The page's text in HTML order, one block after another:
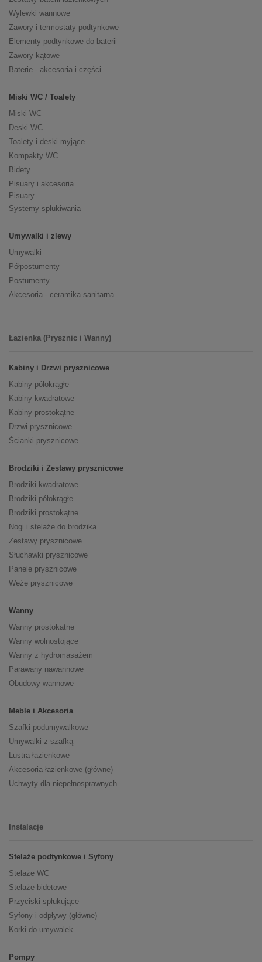
Wylewki wannowe
Zawory i termostaty podtynkowe
Elementy podtynkowe do baterii
Zawory kątowe
Baterie - akcesoria i części
Miski WC / Toalety
Miski WC
Deski WC
Toalety i deski myjące
Kompakty WC
Bidety
Pisuary i akcesoria
Pisuary
Systemy spłukiwania
Umywalki i zlewy
Umywalki
Półpostumenty
Postumenty
Akcesoria - ceramika sanitarna
Łazienka (Prysznic i Wanny)
Kabiny i Drzwi prysznicowe
Kabiny półokrągłe
Kabiny kwadratowe
Kabiny prostokątne
Drzwi prysznicowe
Ścianki prysznicowe
Brodziki i Zestawy prysznicowe
Brodziki kwadratowe
Brodziki półokrągłe
Brodziki prostokątne
Nogi i stelaże do brodzika
Zestawy prysznicowe
Słuchawki prysznicowe
Panele prysznicowe
Węże prysznicowe
Wanny
Wanny prostokątne
Wanny wolnostojące
Wanny z hydromasażem
Parawany nawannowe
Obudowy wannowe
Meble i Akcesoria
Szafki podumywalkowe
Umywalki z szafką
Lustra łazienkowe
Akcesoria łazienkowe (główne)
Uchwyty dla niepełnosprawnych
Instalacje
Stelaże podtynkowe i Syfony
Stelaże WC
Stelaże bidetowe
Przyciski spłukujące
Syfony i odpływy (główne)
Korki do umywalek
Pompy